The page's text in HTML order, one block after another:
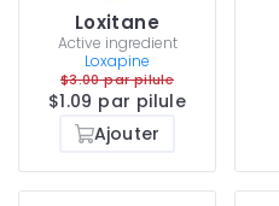
Loxitane
Active ingredient
Loxapine
$3.00 par pilule
$1.09 par pilule
Ajouter